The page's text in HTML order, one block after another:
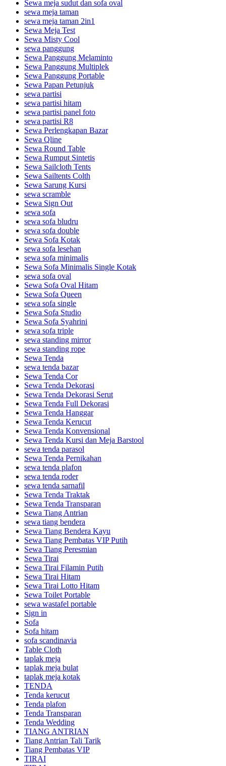
Sewa meja sudut dan sofa oval
sewa meja taman
sewa meja taman 2in1
Sewa Meja Test
Sewa Misty Cool
sewa panggung
Sewa Panggung Melaminto
Sewa Panggung Multiplek
Sewa Panggung Portable
Sewa Papan Petunjuk
sewa partisi
sewa partisi hitam
sewa partisi panel foto
sewa partisi R8
Sewa Perlengkapan Bazar
Sewa Qline
Sewa Round Table
Sewa Rumput Sintetis
Sewa Sailcloth Tents
Sewa Sailtents Colth
Sewa Sarung Kursi
sewa scramble
Sewa Sign Out
sewa sofa
sewa sofa bludru
sewa sofa double
Sewa Sofa Kotak
sewa sofa lesehan
sewa sofa minimalis
Sewa Sofa Minimalis Single Kotak
sewa sofa oval
Sewa Sofa Oval Hitam
Sewa Sofa Queen
sewa sofa single
Sewa Sofa Studio
Sewa Sofa Syahrini
sewa sofa triple
sewa standing mirror
sewa standing rope
Sewa Tenda
sewa tenda bazar
Sewa Tenda Cor
Sewa Tenda Dekorasi
Sewa Tenda Dekorasi Serut
Sewa Tenda Full Dekorasi
Sewa Tenda Hanggar
Sewa Tenda Kerucut
Sewa Tenda Konvensional
Sewa Tenda Kursi dan Meja Barstool
sewa tenda parasol
Sewa Tenda Pernikahan
sewa tenda plafon
sewa tenda roder
sewa tenda sarnafil
Sewa Tenda Traktak
Sewa Tenda Transparan
Sewa Tiang Antrian
sewa tiang bendera
Sewa Tiang Bendera Kayu
Sewa Tiang Pembatas VIP Putih
Sewa Tiang Peresmian
Sewa Tirai
Sewa Tirai Filamin Putih
Sewa Tirai Hitam
Sewa Tirai Lotto Hitam
Sewa Toilet Portable
sewa wastafel portable
Sign in
Sofa
Sofa hitam
sofa scandinavia
Table Cloth
taplak meja
taplak meja bulat
taplak meja kotak
TENDA
Tenda kerucut
Tenda plafon
Tenda Transparan
Tenda Wedding
TIANG ANTRIAN
Tiang Antrian Tali Tarik
Tiang Pembatas VIP
TIRAI